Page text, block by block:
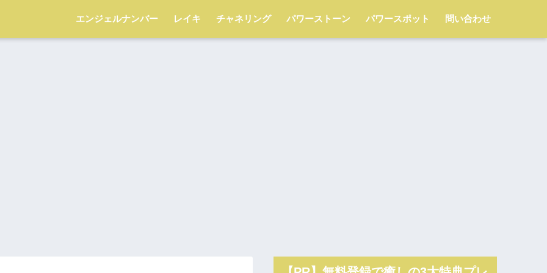
エンジェルナンバー レイキ チャネリング パワーストーン パワースポット 問い合わせ